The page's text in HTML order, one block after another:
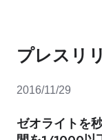
プレスリ
2016/11/29
ゼオライトを